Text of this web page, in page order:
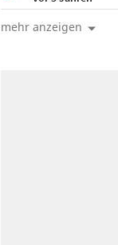
mehr anzeigen